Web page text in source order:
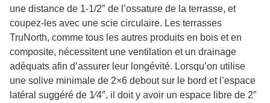
une distance de 1-1/2″ de l’ossature de la terrasse, et
coupez-les avec une scie circulaire. Les terrasses
TruNorth, comme tous les autres produits en bois et en
composite, nécessitent une ventilation et un drainage
adéquats afin d’assurer leur longévité. Lorsqu’on utilise
une solive minimale de 2×6 debout sur le bord et l’espace
latéral suggéré de 1⁄4″, il doit y avoir un espace libre de 2″